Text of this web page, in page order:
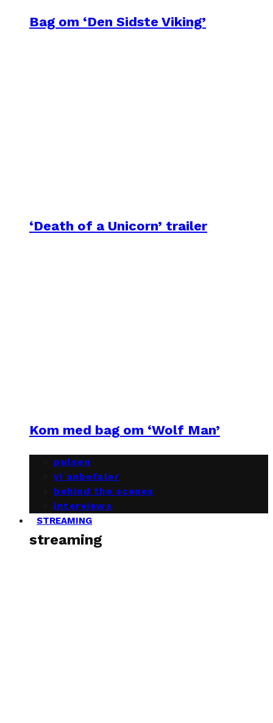
Bag om ‘Den Sidste Viking’
‘Death of a Unicorn’ trailer
Kom med bag om ‘Wolf Man’
pulsen
vi anbefaler
behind the scenes
interviews
STREAMING
streaming